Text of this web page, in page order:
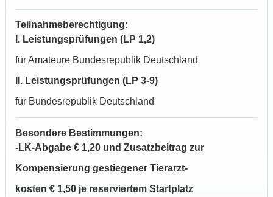
Teilnahmeberechtigung:
I. Leistungsprüfungen (LP 1,2)
fürAmateure Bundesrepublik Deutschland
II. Leistungsprüfungen (LP 3-9)
für Bundesrepublik Deutschland
Besondere Bestimmungen:
-LK-Abgabe € 1,20 und Zusatzbeitrag zur
Kompensierung gestiegener Tierarzt-
kosten € 1,50 je reserviertem Startplatz